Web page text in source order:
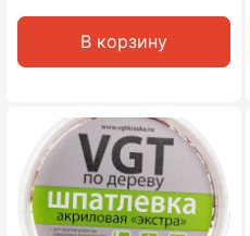
В корзину